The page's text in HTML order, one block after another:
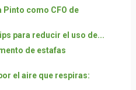
Pinto como CFO de
para reducir el uso de...
de estafas
el aire que respiras: